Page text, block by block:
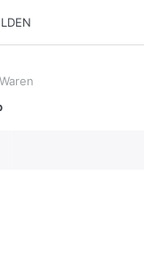
um alle
Waren